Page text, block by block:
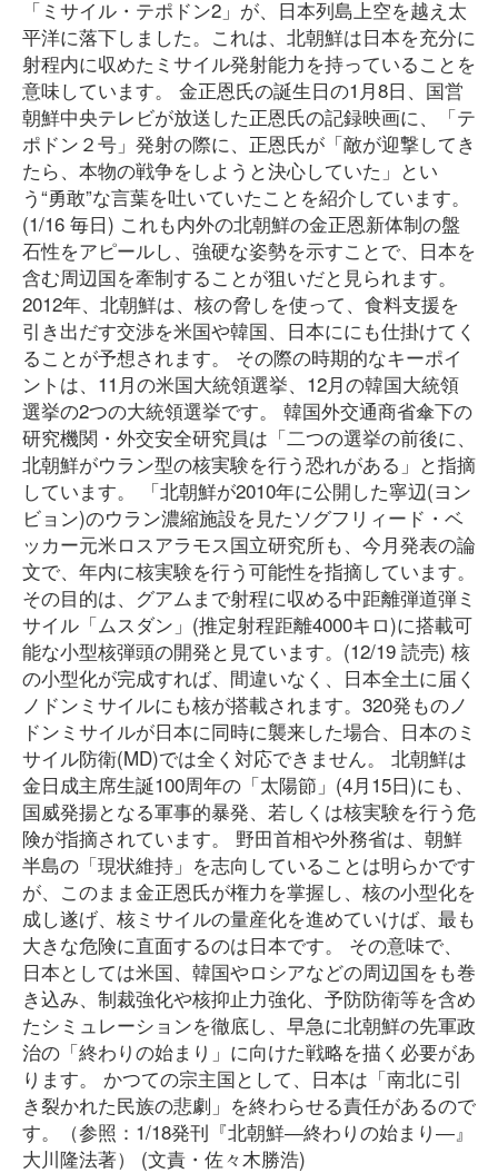
「ミサイル・テポドン2」が、日本列島上空を越え太
平洋に落下しました。これは、北朝鮮は日本を充分に
射程内に収めたミサイル発射能力を持っていることを
意味しています。 金正恩氏の誕生日の1月8日、国営
朝鮮中央テレビが放送した正恩氏の記録映画に、「テ
ポドン２号」発射の際に、正恩氏が「敵が迎撃してき
たら、本物の戦争をしようと決心していた」とい
う“勇敢”な言葉を吐いていたことを紹介しています。
(1/16 毎日) これも内外の北朝鮮の金正恩新体制の盤
石性をアピールし、強硬な姿勢を示すことで、日本を
含む周辺国を牽制することが狙いだと見られます。
2012年、北朝鮮は、核の脅しを使って、食料支援を
引き出だす交渉を米国や韓国、日本ににも仕掛けてく
ることが予想されます。 その際の時期的なキーポイ
ントは、11月の米国大統領選挙、12月の韓国大統領
選挙の2つの大統領選挙です。 韓国外交通商省傘下の
研究機関・外交安全研究員は「二つの選挙の前後に、
北朝鮮がウラン型の核実験を行う恐れがある」と指摘
しています。 「北朝鮮が2010年に公開した寧辺(ヨン
ビョン)のウラン濃縮施設を見たソグフリィード・ベ
ッカー元米ロスアラモス国立研究所も、今月発表の論
文で、年内に核実験を行う可能性を指摘しています。
その目的は、グアムまで射程に収める中距離弾道弾ミ
サイル「ムスダン」(推定射程距離4000キロ)に搭載可
能な小型核弾頭の開発と見ています。(12/19 読売) 核
の小型化が完成すれば、間違いなく、日本全土に届く
ノドンミサイルにも核が搭載されます。320発ものノ
ドンミサイルが日本に同時に襲来した場合、日本のミ
サイル防衛(MD)では全く対応できません。 北朝鮮は
金日成主席生誕100周年の「太陽節」(4月15日)にも、
国威発揚となる軍事的暴発、若しくは核実験を行う危
険が指摘されています。 野田首相や外務省は、朝鮮
半島の「現状維持」を志向していることは明らかです
が、このまま金正恩氏が権力を掌握し、核の小型化を
成し遂げ、核ミサイルの量産化を進めていけば、最も
大きな危険に直面するのは日本です。 その意味で、
日本としては米国、韓国やロシアなどの周辺国をも巻
き込み、制裁強化や核抑止力強化、予防防衛等を含め
たシミュレーションを徹底し、早急に北朝鮮の先軍政
治の「終わりの始まり」に向けた戦略を描く必要があ
ります。 かつての宗主国として、日本は「南北に引
き裂かれた民族の悲劇」を終わらせる責任があるので
す。（参照：1/18発刊『北朝鮮―終わりの始まり―』
大川隆法著） (文責・佐々木勝浩)